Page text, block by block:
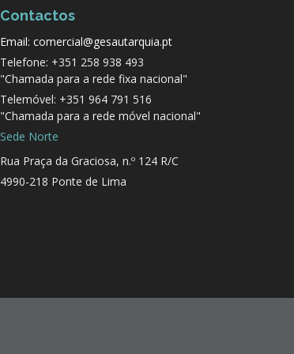
Contactos
Email: comercial@gesautarquia.pt
Telefone: +351 258 938 493
"Chamada para a rede fixa nacional"
Telemóvel: +351 964 791 516
"Chamada para a rede móvel nacional"
Sede Norte
Rua Praça da Graciosa, n.º 124 R/C
4990-218 Ponte de Lima